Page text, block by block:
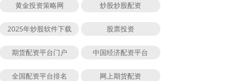
黄金投资策略网 炒股炒股配资
2025年炒股软件下载 股票投资
期货配资平台门户 中国经济配资平台
全国配资平台排名 网上期货配资